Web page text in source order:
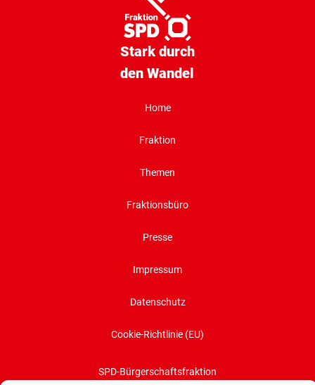
Stark durch
den Wandel
Home
Fraktion
Themen
Fraktionsbüro
Presse
Impressum
Datenschutz
Cookie-Richtlinie (EU)
SPD-Bürgerschaftsfraktion